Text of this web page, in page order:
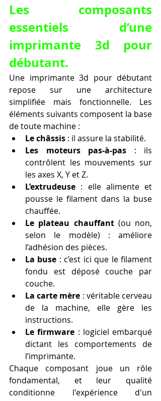
Les composants
essentiels d’une
imprimante 3d pour
débutant.
Une imprimante 3d pour débutant
repose sur une architecture
simplifiée mais fonctionnelle. Les
éléments suivants composent la base
de toute machine :
Le châssis : il assure la stabilité.
Les moteurs pas-à-pas : ils
contrôlent les mouvements sur
les axes X, Y et Z.
L’extrudeuse : elle alimente et
pousse le filament dans la buse
chauffée.
Le plateau chauffant (ou non,
selon le modèle) : améliore
l’adhésion des pièces.
La buse : c’est ici que le filament
fondu est déposé couche par
couche.
La carte mère : véritable cerveau
de la machine, elle gère les
instructions.
Le firmware : logiciel embarqué
dictant les comportements de
l’imprimante.
Chaque composant joue un rôle
fondamental, et leur qualité
conditionne l'expérience d'un